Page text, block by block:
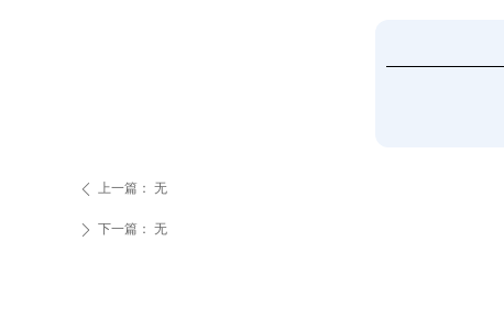
ꄴ 上一篇： 无
ꄲ 下一篇： 无